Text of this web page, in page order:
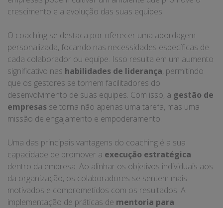
crescimento e a evolução das suas equipes.
O coaching se destaca por oferecer uma abordagem
personalizada, focando nas necessidades específicas de
cada colaborador ou equipe. Isso resulta em um aumento
significativo nas habilidades de liderança, permitindo
que os gestores se tornem facilitadores do
desenvolvimento de suas equipes. Com isso, a gestão de
empresas se torna não apenas uma tarefa, mas uma
missão de engajamento e empoderamento.
Uma das principais vantagens do coaching é a sua
capacidade de promover a execução estratégica
dentro da empresa. Ao alinhar os objetivos individuais aos
da organização, os colaboradores se sentem mais
motivados e comprometidos com os resultados. A
implementação de práticas de mentoria para